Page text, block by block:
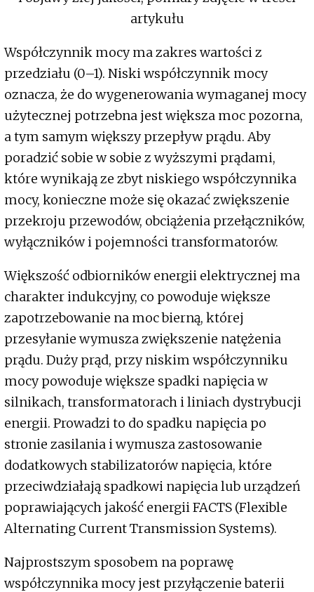
Współczynnik mocy ma zakres wartości z
przedziału (0–1). Niski współczynnik mocy
oznacza, że do wygenerowania wymaganej mocy
użytecznej potrzebna jest większa moc pozorna,
a tym samym większy przepływ prądu. Aby
poradzić sobie w sobie z wyższymi prądami,
które wynikają ze zbyt niskiego współczynnika
mocy, konieczne może się okazać zwiększenie
przekroju przewodów, obciążenia przełączników,
wyłączników i pojemności transformatorów.
Większość odbiorników energii elektrycznej ma
charakter indukcyjny, co powoduje większe
zapotrzebowanie na moc bierną, której
przesyłanie wymusza zwiększenie natężenia
prądu. Duży prąd, przy niskim współczynniku
mocy powoduje większe spadki napięcia w
silnikach, transformatorach i liniach dystrybucji
energii. Prowadzi to do spadku napięcia po
stronie zasilania i wymusza zastosowanie
dodatkowych stabilizatorów napięcia, które
przeciwdziałają spadkowi napięcia lub urządzeń
poprawiających jakość energii FACTS (Flexible
Alternating Current Transmission Systems).
Najprostszym sposobem na poprawę
współczynnika mocy jest przyłączenie baterii